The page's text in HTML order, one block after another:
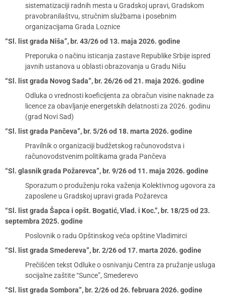
sistematizaciji radnih mesta u Gradskoj upravi, Gradskom
pravobranilaštvu, stručnim službama i posebnim
organizacijama Grada Loznice
“Sl. list grada Niša”, br. 43/26 od 13. maja 2026. godine
Preporuka o načinu isticanja zastave Republike Srbije ispred
javnih ustanova u oblasti obrazovanja u Gradu Nišu
“Sl. list grada Novog Sada”, br. 26/26 od 21. maja 2026. godine
Odluka o vrednosti koeficijenta za obračun visine naknade za
licence za obavljanje energetskih delatnosti za 2026. godinu
(grad Novi Sad)
“Sl. list grada Pančeva”, br. 5/26 od 18. marta 2026. godine
Pravilnik o organizaciji budžetskog računovodstva i
računovodstvenim politikama grada Pančeva
“Sl. glasnik grada Požarevca”, br. 9/26 od 11. maja 2026. godine
Sporazum o produženju roka važenja Kolektivnog ugovora za
zaposlene u Gradskoj upravi grada Požarevca
“Sl. list grada Šapca i opšt. Bogatić, Vlad. i Koc.”, br. 18/25 od 23.
septembra 2025. godine
Poslovnik o radu Opštinskog veća opštine Vladimirci
“Sl. list grada Smedereva”, br. 2/26 od 17. marta 2026. godine
Prečišćen tekst Odluke o osnivanju Centra za pružanje usluga
socijalne zaštite “Sunce”, Smederevo
“Sl. list grada Sombora”, br. 2/26 od 26. februara 2026. godine